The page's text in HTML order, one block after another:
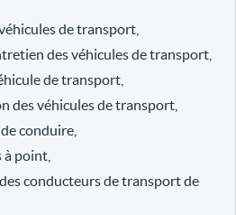
de transport,
des véhicules de transport,
de transport,
des véhicules de transport,
conduire,
à point,
conducteurs de transport de